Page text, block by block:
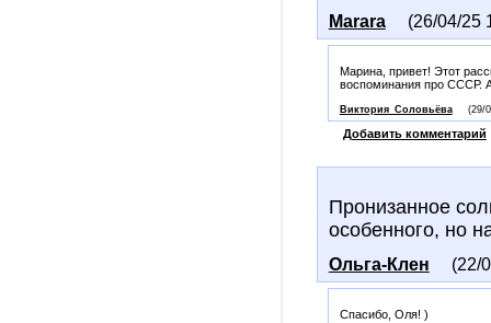
Marara (26/04/25
Марина, привет! Этот
воспоминания про СССР. А
Виктория_Соловьёва (29/
Добавить комментарий
Пронизанное
особенного, но
Ольга-Клен (22/
Спасибо, Оля! )